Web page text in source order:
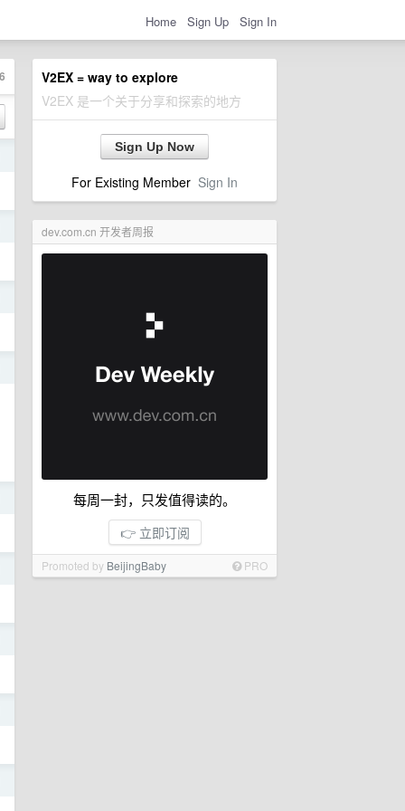
Home Sign Up Sign In
V2EX = way to explore
V2EX 是一个关于分享和探索的地方
Sign Up Now
For Existing Member Sign In
dev.com.cn 开发者周报
每周一封，只发值得读的。
👉 立即订阅
Promoted by BeijingBaby PRO